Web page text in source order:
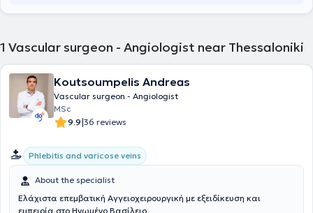
1 Vascular surgeon - Angiologist near Thessaloniki
Koutsoumpelis Andreas
Vascular surgeon - Angiologist
MSc
9.9|36 reviews
Phlebitis and varicose veins
About the specialist
Ελάχιστα επεμβατική Αγγειοχειρουργική με εξειδίκευση και
εμπειρία στο Ηνωμένο Βασίλειο